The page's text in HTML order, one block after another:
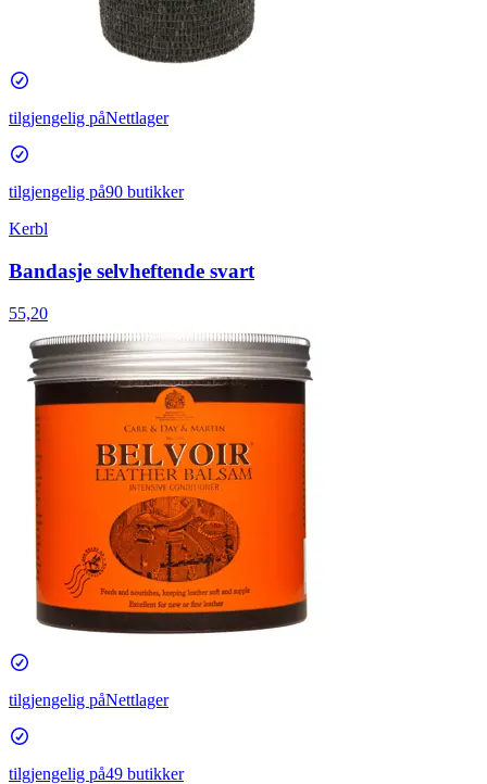
tilgjengelig påNettlager
tilgjengelig på90 butikker
Kerbl
Bandasje selvheftende svart
55,20
tilgjengelig påNettlager
tilgjengelig på49 butikker